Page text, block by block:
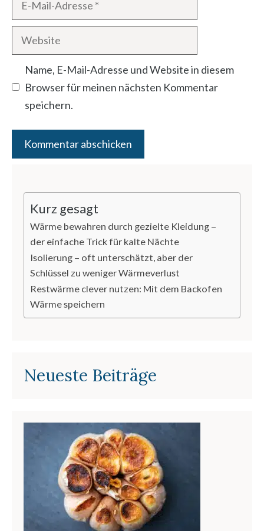
Mail-
Adresse
Website
Name, E-Mail-Adresse und Website in diesem
Browser für meinen nächsten Kommentar
speichern.
Kurz gesagt
Wärme bewahren durch gezielte Kleidung –
der einfache Trick für kalte Nächte
Isolierung – oft unterschätzt, aber der
Schlüssel zu weniger Wärmeverlust
Restwärme clever nutzen: Mit dem Backofen
Wärme speichern
Neueste Beiträge